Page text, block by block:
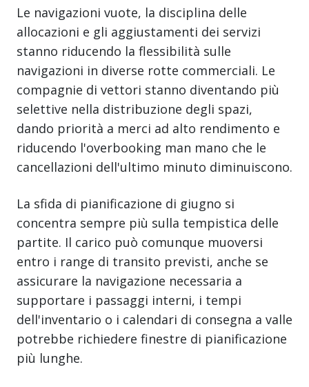
Le navigazioni vuote, la disciplina delle
allocazioni e gli aggiustamenti dei servizi
stanno riducendo la flessibilità sulle
navigazioni in diverse rotte commerciali. Le
compagnie di vettori stanno diventando più
selettive nella distribuzione degli spazi,
dando priorità a merci ad alto rendimento e
riducendo l'overbooking man mano che le
cancellazioni dell'ultimo minuto diminuiscono.
La sfida di pianificazione di giugno si
concentra sempre più sulla tempistica delle
partite. Il carico può comunque muoversi
entro i range di transito previsti, anche se
assicurare la navigazione necessaria a
supportare i passaggi interni, i tempi
dell'inventario o i calendari di consegna a valle
potrebbe richiedere finestre di pianificazione
più lunghe.